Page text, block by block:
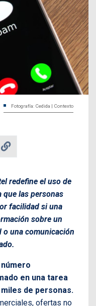
Fotografía: Cedida | Contexto
redefine el uso de
las personas
facilidad si una
sobre un
una comunicación
en una tarea
de personas.
ofertas no